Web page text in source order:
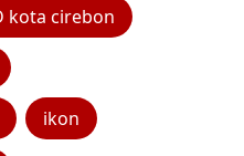
kota cirebon
ikon